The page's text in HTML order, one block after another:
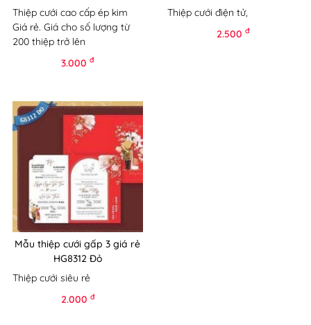
Thiệp cưới cao cấp ép kim
Giá rẻ. Giá cho số lượng từ
200 thiệp trở lên
3.000đ
Thiệp cưới điện tử,
2.500đ
Mẫu thiệp cưới gấp 3 giá rẻ
HG8312 Đỏ
Thiệp cưới siêu rẻ
2.000 đ